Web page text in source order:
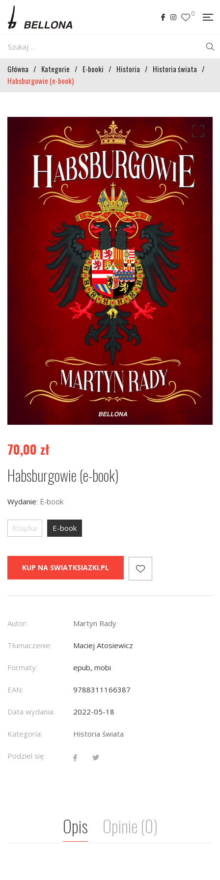
0
Główna / Kategorie / E-booki / Historia / Historia świata /
Habsburgowie (e-book)
70,00 zł
Habsburgowie (e-book)
Wydanie: E-book
Książka E-book
KUP NA SWIATKSIAZKI.PL
Autor: Martyn Rady
Tłumaczenie: Maciej Atosiewicz
Formaty: epub, mobi
EAN: 9788311166387
Data wydania: 2022-05-18
Kategoria: Historia świata
Podziel się
Opis Opinie (0)